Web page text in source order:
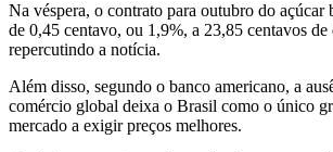
Na véspera, o contrato para outubro do açúcar
de 0,45 centavo, ou 1,9%, a 23,85 centavos
repercutindo a notícia.
Além disso, segundo o banco americano, a
comércio global deixa o Brasil como o único
mercado a exigir preços melhores.